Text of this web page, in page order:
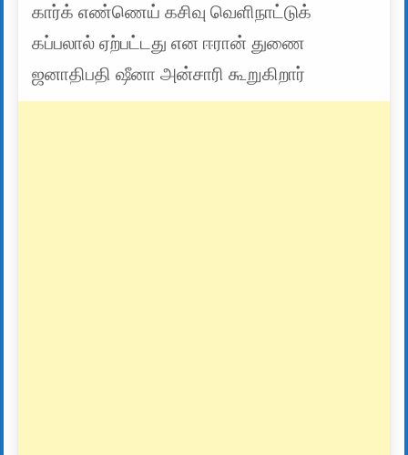
கார்க் எண்ணெய் கசிவு வெளிநாட்டுக்
கப்பலால் ஏற்பட்டது என ஈரான் துணை
ஜனாதிபதி ஷீனா அன்சாரி கூறுகிறார்